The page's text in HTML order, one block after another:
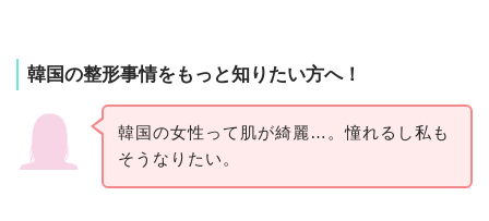
韓国の整形事情をもっと知りたい方へ！
韓国の女性って肌が綺麗…。憧れるし私も
そうなりたい。